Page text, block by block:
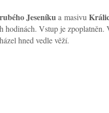
Jeseníkua masivu
hodinách. Vstup je
hned vedle věží.